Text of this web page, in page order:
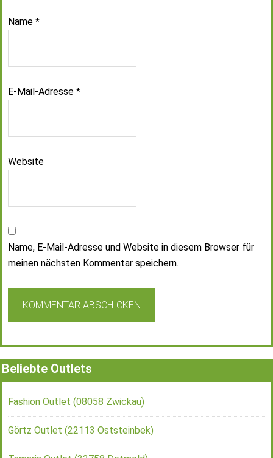
Name *
E-Mail-Adresse *
Website
Name, E-Mail-Adresse und Website in diesem Browser für
meinen nächsten Kommentar speichern.
Beliebte Outlets
Fashion Outlet (08058 Zwickau)
Görtz Outlet (22113 Oststeinbek)